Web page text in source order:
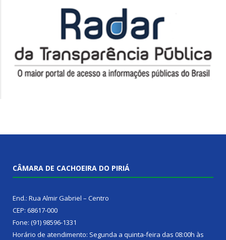
CÂMARA DE CACHOEIRA DO PIRIÁ
End.: Rua Almir Gabriel – Centro
CEP: 68617-000
Fone: (91) 98596-1331
Horário de atendimento: Segunda a quinta-feira das 08:00h às